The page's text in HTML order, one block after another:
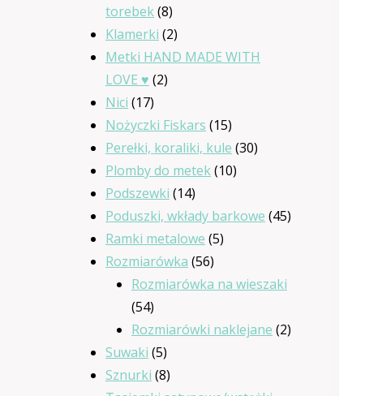
torebek 88
produktów
Klamerki 22
produkty
Metki HAND MADE WITH
LOVE ♥ 22
Nici 1717
produktów
Nożyczki Fiskars 1515
produktów
Perełki, koraliki, kule 3030
Plomby do metek 1010
Podszewki 1414
produktów
Poduszki, wkłady barkowe 4545
Ramki metalowe 55
Rozmiarówka 5656
produktów
Rozmiarówka na wieszaki
5454
produkty
Rozmiarówki naklejane 22
Suwaki 55
produktów
Sznurki 88